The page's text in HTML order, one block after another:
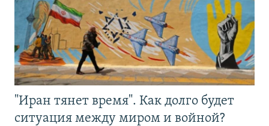
"Иран тянет время". Как долго будет
ситуация между миром и войной?